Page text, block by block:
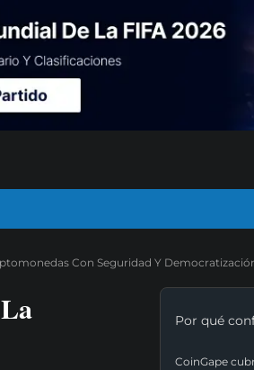
Con Seguridad Y
Por qué
CoinGape